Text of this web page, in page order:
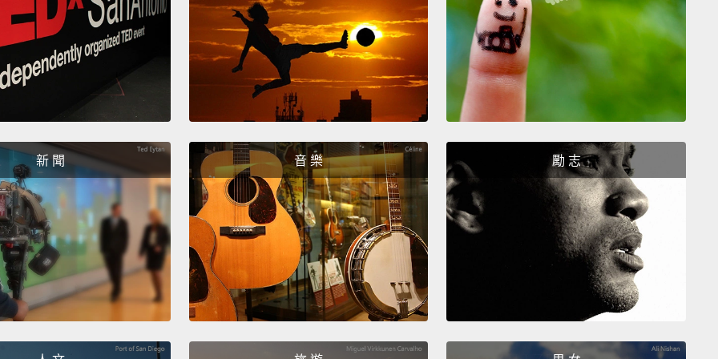
Don't you dare steal my thunder! Why are you even here, I
wonder? Leave me! That's not your place!
妳竟敢搶我的鋒頭!妳現在到底為什麼還在這裡？走開!這裡不
是妳該來的地方!
Oh! Let me get them settled.
But guys, see me next time
for more fun facts!
This is me zooming out!
噢!我去擺平他們一下。但大家，下次我會再告訴你們更多有趣
的故事!我要退場囉!
Hey, guys! Wait, wait, chill!
嘿，大家!等等、等等、冷靜!
新 聞 音 樂 勵 志